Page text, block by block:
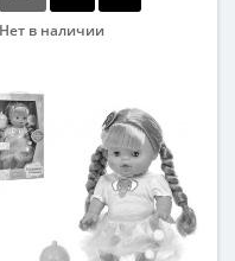
Нет в наличии
Возраст
от 3 лет
Материал
Комбинированный